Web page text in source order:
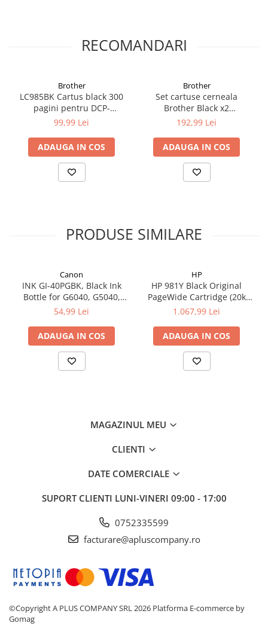
RECOMANDARI
Brother
LC985BK Cartus black 300
pagini pentru DCP-
J125/DCP-J315W/DCP-
99,99 Lei
ADAUGA IN COS
Brother
Set cartuse cerneala
Brother Black x2
LC985BKBP2
192,99 Lei
ADAUGA IN COS
PRODUSE SIMILARE
Canon
INK GI-40PGBK, Black Ink
Bottle for G6040, G5040,
GM2040; 6.000 pag
54,99 Lei
ADAUGA IN COS
HP
HP 981Y Black Original
PageWide Cartridge (20k
pag)
1.067,99 Lei
ADAUGA IN COS
MAGAZINUL MEU
CLIENTI
DATE COMERCIALE
SUPORT CLIENTI LUNI-VINERI 09:00 - 17:00
0752335599
facturare@apluscompany.ro
©Copyright A PLUS COMPANY SRL 2026 Platforma E-commerce by
Gomag